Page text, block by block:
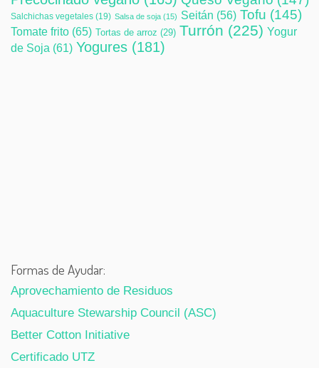
Salchichas vegetales (19) Salsa de soja (15) Seitán (56) Tofu (145)
Tomate frito (65) Tortas de arroz (29) Turrón (225) Yogur
de Soja (61) Yogures (181)
Formas de Ayudar:
Aprovechamiento de Residuos
Aquaculture Stewarship Council (ASC)
Better Cotton Initiative
Certificado UTZ